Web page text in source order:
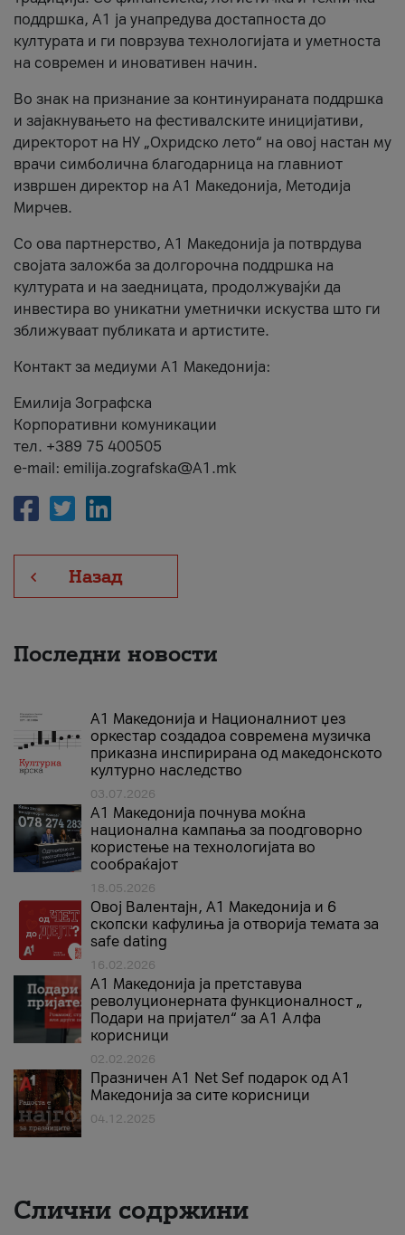
поддршка, A1 ја унапредува достапноста до
културата и ги поврзува технологијата и уметноста
на современ и иновативен начин.
Во знак на признание за континуираната поддршка
и зајакнувањето на фестивалските иницијативи,
директорот на НУ „Охридско лето“ на овој настан му
врачи симболична благодарница на главниот
извршен директор на A1 Македонија, Методија
Мирчев.
Со ова партнерство, A1 Македонија ја потврдува
својата заложба за долгорочна поддршка на
културата и на заедницата, продолжувајќи да
инвестира во уникатни уметнички искуства што ги
зближуваат публиката и артистите.
Контакт за медиуми А1 Македонија:
Емилија Зографска
Корпоративни комуникации
тел. +389 75 400505
e-mail: emilija.zografska@A1.mk
Назад
Последни новости
А1 Македонија и Националниот џез
оркестар создадоа современа музичка
приказна инспирирана од македонското
културно наследство
03.07.2026
A1 Македонија почнува моќна
национална кампања за поодговорно
користење на технологијата во
сообраќајот
18.05.2026
Овој Валентајн, A1 Македонија и 6
скопски кафулиња ја отворија темата за
safe dating
16.02.2026
А1 Македонија ја претставува
револуционерната функционалност „
Подари на пријател“ за А1 Алфа
корисници
02.02.2026
Празничен A1 Net Sеf подарок од А1
Македонија за сите корисници
04.12.2025
Слични содржини